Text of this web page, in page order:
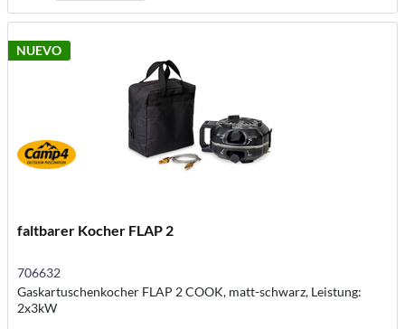
NUEVO
faltbarer Kocher FLAP 2
706632
Gaskartuschenkocher FLAP 2 COOK, matt-schwarz, Leistung:
2x3kW